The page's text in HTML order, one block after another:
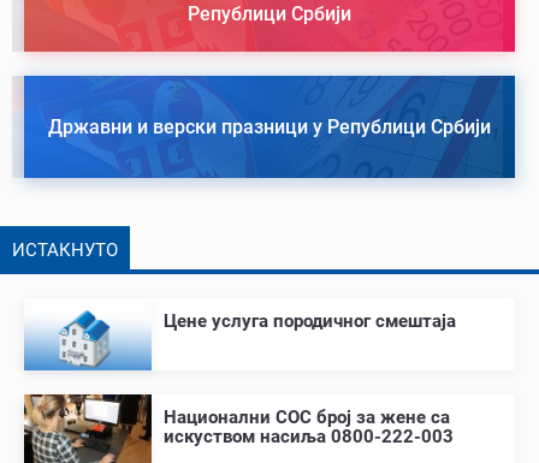
Републици Србији
Државни и верски празници у Републици Србији
ИСТАКНУТО
Цене услуга породичног смештаја
Национални СОС број за жене са
искуством насиља 0800-222-003